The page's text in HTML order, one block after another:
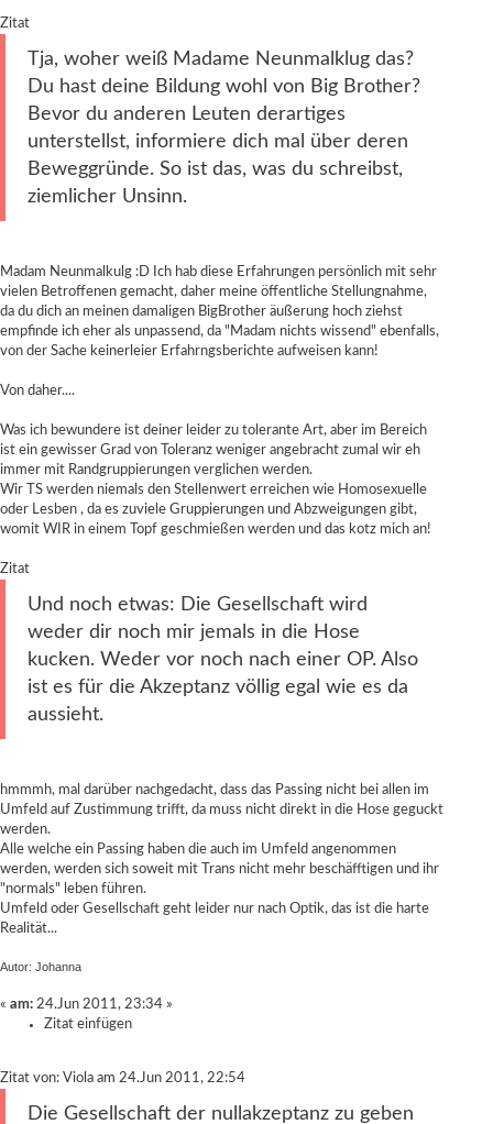
Zitat
Tja, woher weiß Madame Neunmalklug das?
Du hast deine Bildung wohl von Big Brother?
Bevor du anderen Leuten derartiges
unterstellst, informiere dich mal über deren
Beweggründe. So ist das, was du schreibst,
ziemlicher Unsinn.
Madam Neunmalkulg :D Ich hab diese Erfahrungen persönlich mit sehr
vielen Betroffenen gemacht, daher meine öffentliche Stellungnahme,
da du dich an meinen damaligen BigBrother äußerung hoch ziehst
empfinde ich eher als unpassend, da "Madam nichts wissend" ebenfalls,
von der Sache keinerleier Erfahrngsberichte aufweisen kann!
Von daher....
Was ich bewundere ist deiner leider zu tolerante Art, aber im Bereich
ist ein gewisser Grad von Toleranz weniger angebracht zumal wir eh
immer mit Randgruppierungen verglichen werden.
Wir TS werden niemals den Stellenwert erreichen wie Homosexuelle
oder Lesben , da es zuviele Gruppierungen und Abzweigungen gibt,
womit WIR in einem Topf geschmießen werden und das kotz mich an!
Zitat
Und noch etwas: Die Gesellschaft wird
weder dir noch mir jemals in die Hose
kucken. Weder vor noch nach einer OP. Also
ist es für die Akzeptanz völlig egal wie es da
aussieht.
hmmmh, mal darüber nachgedacht, dass das Passing nicht bei allen im
Umfeld auf Zustimmung trifft, da muss nicht direkt in die Hose geguckt
werden.
Alle welche ein Passing haben die auch im Umfeld angenommen
werden, werden sich soweit mit Trans nicht mehr beschäfftigen und ihr
"normals" leben führen.
Umfeld oder Gesellschaft geht leider nur nach Optik, das ist die harte
Realität...
Autor: Johanna
« am: 24.Jun 2011, 23:34 »
Zitat einfügen
Zitat von: Viola am 24.Jun 2011, 22:54
Die Gesellschaft der nullakzeptanz zu geben